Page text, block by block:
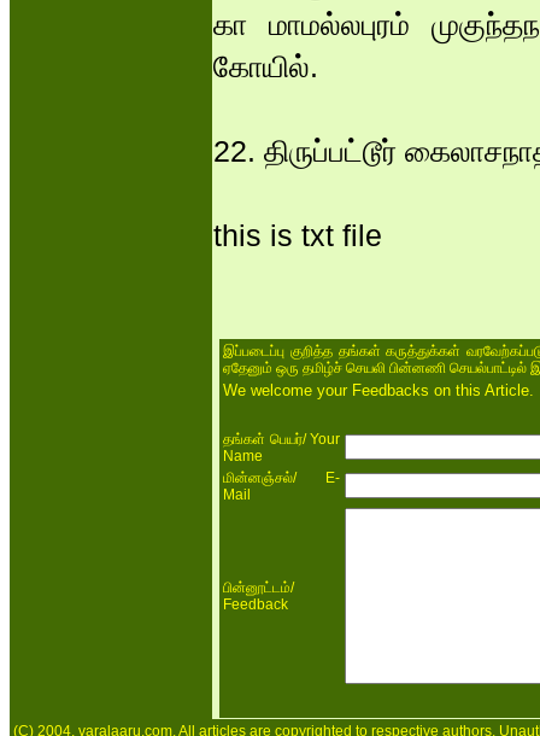
கா மாமல்லபுரம்
கோயில்.
22. திருப்பட்டூர்
this is txt file
இப்படைப்பு குறித்த தங்கள் கருத்துக்கள்
ஏதேனும் ஒரு தமிழ்ச் செயலி பின்னணி செயல்பாட்டில்
We welcome your Feedbacks on this
தங்கள் பெயர்/ Your
Name
மின்னஞ்சல்/ E-
Mail
பின்னூட்டம்/
Feedback
(C) 2004, varalaaru.com. All articles are copyrighted to respective authors.